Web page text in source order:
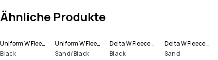
Ähnliche Produkte
Uniform W Fleece Hoodie Damen
Black
Uniform W Fleece Hoodie Damen
Sand/Black
Delta W Fleece Hoodie Damen
Black
Delta W Fleece Hoodie Damen
Sand